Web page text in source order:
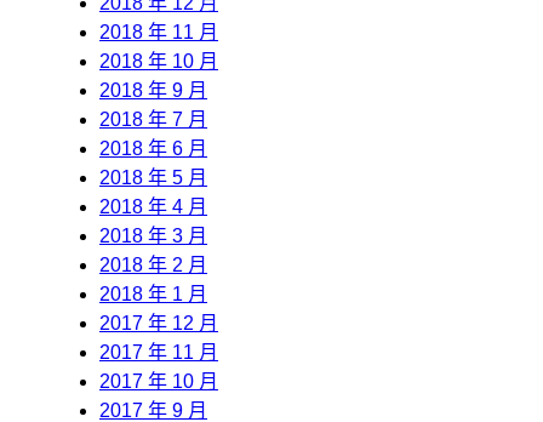
2018 年 11 月
2018 年 10 月
2018 年 9 月
2018 年 7 月
2018 年 6 月
2018 年 5 月
2018 年 4 月
2018 年 3 月
2018 年 2 月
2018 年 1 月
2017 年 12 月
2017 年 11 月
2017 年 10 月
2017 年 9 月